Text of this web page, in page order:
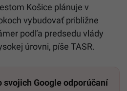
Košice plánuje v
vybudovať približne
podľa predsedu vlády
úrovni, píše TASR.
svojich Google odporúčaní